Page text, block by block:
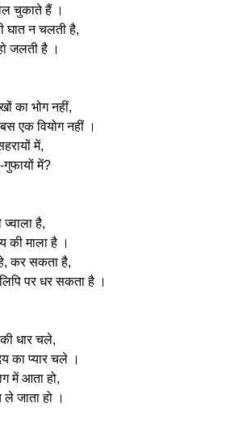
चुकाते हैं ।
घात न चलती है,
जलती है ।
का भोग नहीं,
एक वियोग नहीं ।
में,
गुफायों में?
है,
की माला है ।
कर सकता है,
पर धर सकता है ।
धार चले,
का प्यार चले ।
में आता हो,
जाता हो ।